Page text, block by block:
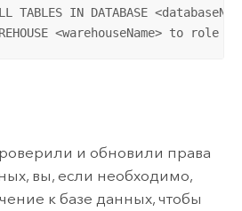
TABLES IN DATABASE
<warehouseName> to role
и обновили права
вы, если необходимо,
к базе данных, чтобы